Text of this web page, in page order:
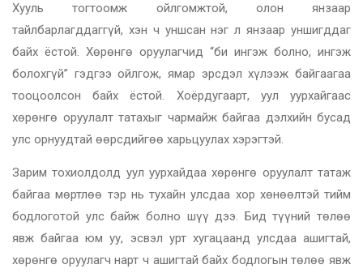
Хууль тогтоомж ойлгомжтой, олон янзаар
тайлбарлагддаггүй, хэн ч уншсан нэг л янзаар уншигддаг
байх ёстой. Хөрөнгө оруулагчид “би ингэж болно, ингэж
болохгүй” гэдгээ ойлгож, ямар эрсдэл хүлээж байгаагаа
тооцоолсон байх ёстой. Хоёрдугаарт, уул уурхайгаас
хөрөнгө оруулалт татахыг чармайж байгаа дэлхийн бусад
улс орнуудтай өөрсдийгөө харьцуулах хэрэгтэй.
Зарим тохиолдолд уул уурхайдаа хөрөнгө оруулалт татаж
байгаа мөртлөө тэр нь тухайн улсдаа хор хөнөөлтэй тийм
бодлоготой улс байж болно шүү дээ. Бид түүний төлөө
явж байгаа юм уу, эсвэл урт хугацаанд улсдаа ашигтай,
хөрөнгө оруулагч нарт ч ашигтай байх бодлогын төлөө явж